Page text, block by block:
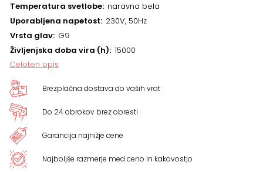
Temperatura svetlobe naravna bela
Uporabljena napetost 230V, 50Hz
Vrsta glav G9
Življenjska doba vira (h) 15000
Celoten opis
Brezplačna dostava do vaših vrat
Do 24 obrokov brez obresti
Garancija najnižje cene
Najboljše razmerje med ceno in kakovostjo